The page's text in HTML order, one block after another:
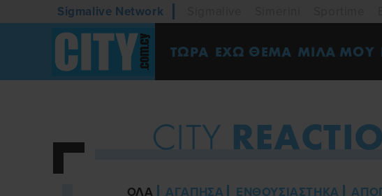
Sigmalive Network
ΤΩΡΑ ΕΧΩ ΘΕΜΑ MΙΛΑ ΜΟΥ
CITY
ΟΛΑ ΑΓΑΠΗΣΑ ΕΝΘΟΥΣΙΑΣΤΗΚΑ